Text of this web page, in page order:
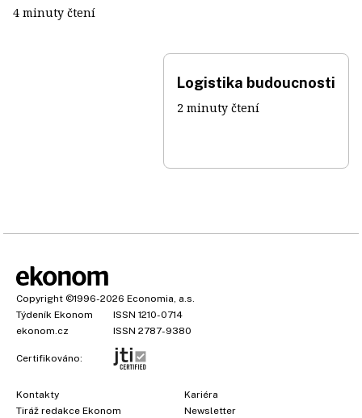
4 minuty čtení
Logistika budoucnosti
2 minuty čtení
Copyright ©1996-2026 Economia, a.s.
Týdeník Ekonom
ISSN 1210-0714
ekonom.cz
ISSN 2787-9380
Certifikováno:
Kontakty
Tiráž redakce Ekonom
Kariéra
Newsletter